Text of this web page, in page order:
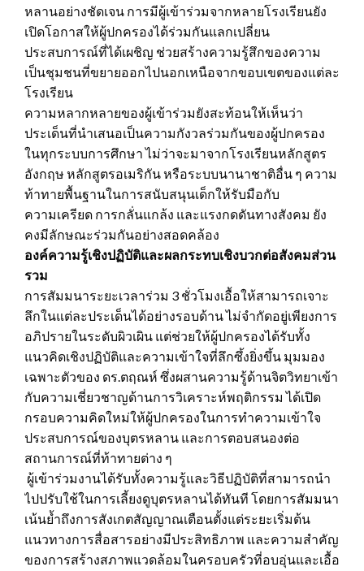
หลานอย่างชัดเจน การมีผู้เข้าร่วมจากหลายโรงเรียนยัง
เปิดโอกาสให้ผู้ปกครองได้ร่วมกันแลกเปลี่ยน
ประสบการณ์ที่ได้เผชิญ ช่วยสร้างความรู้สึกของความ
เป็นชุมชนที่ขยายออกไปนอกเหนือจากขอบเขตของแต่ละ
โรงเรียน
ความหลากหลายของผู้เข้าร่วมยังสะท้อนให้เห็นว่า
ประเด็นที่นำเสนอเป็นความกังวลร่วมกันของผู้ปกครอง
ในทุกระบบการศึกษา ไม่ว่าจะมาจากโรงเรียนหลักสูตร
อังกฤษ หลักสูตรอเมริกัน หรือระบบนานาชาติอื่น ๆ ความ
ท้าทายพื้นฐานในการสนับสนุนเด็กให้รับมือกับ
ความเครียด การกลั่นแกล้ง และแรงกดดันทางสังคม ยัง
คงมีลักษณะร่วมกันอย่างสอดคล้อง
องค์ความรู้เชิงปฏิบัติและผลกระทบเชิงบวกต่อสังคมส่วน
รวม
การสัมมนาระยะเวลาร่วม 3 ชั่วโมงเอื้อให้สามารถเจาะ
ลึกในแต่ละประเด็นได้อย่างรอบด้าน ไม่จำกัดอยู่เพียงการ
อภิปรายในระดับผิวเผิน แต่ช่วยให้ผู้ปกครองได้รับทั้ง
แนวคิดเชิงปฏิบัติและความเข้าใจที่ลึกซึ้งยิ่งขึ้น มุมมอง
เฉพาะตัวของ ดร.ตฤณห์ ซึ่งผสานความรู้ด้านจิตวิทยาเข้า
กับความเชี่ยวชาญด้านการวิเคราะห์พฤติกรรม ได้เปิด
กรอบความคิดใหม่ให้ผู้ปกครองในการทำความเข้าใจ
ประสบการณ์ของบุตรหลาน และการตอบสนองต่อ
สถานการณ์ที่ท้าทายต่าง ๆ
ผู้เข้าร่วมงานได้รับทั้งความรู้และวิธีปฏิบัติที่สามารถนำ
ไปปรับใช้ในการเลี้ยงดูบุตรหลานได้ทันที โดยการสัมมนา
เน้นย้ำถึงการสังเกตสัญญาณเตือนตั้งแต่ระยะเริ่มต้น
แนวทางการสื่อสารอย่างมีประสิทธิภาพ และความสำคัญ
ของการสร้างสภาพแวดล้อมในครอบครัวที่อบอุ่นและเอื้อ